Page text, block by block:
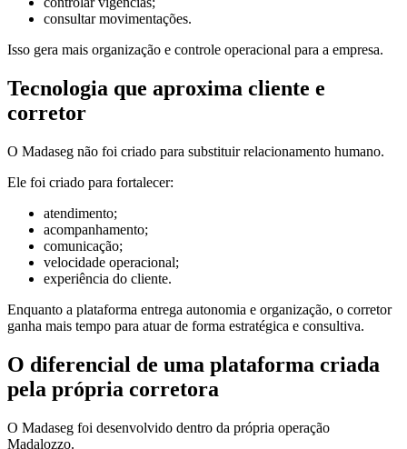
consultar movimentações.
Isso gera mais organização e controle operacional para a empresa.
Tecnologia que aproxima cliente e
corretor
O Madaseg não foi criado para substituir relacionamento humano.
Ele foi criado para fortalecer:
atendimento;
acompanhamento;
comunicação;
velocidade operacional;
experiência do cliente.
Enquanto a plataforma entrega autonomia e organização, o corretor
ganha mais tempo para atuar de forma estratégica e consultiva.
O diferencial de uma plataforma criada
pela própria corretora
O Madaseg foi desenvolvido dentro da própria operação
Madalozzo.